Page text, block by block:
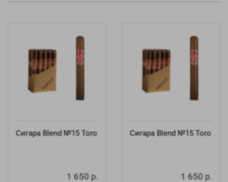
Сигара Blend №15 Toro
1 650 р.
Сигара Blend №15 Toro
1 650 р.